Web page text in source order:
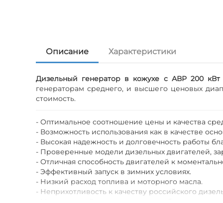
Описание Характеристики
Дизельный генератор в кожухе с АВР 200 кВт
генераторам среднего, и высшего ценовых
стоимость.
- Оптимальное соотношение цены и качества
- Возможность использования как в качестве
- Высокая надежность и долговечность работы
- Проверенные модели дизельных двигателей,
- Отличная способность двигателей к
- Эффективный запуск в зимних условиях.
- Низкий расход топлива и моторного масла.
- Неприхотливость к качеству российского